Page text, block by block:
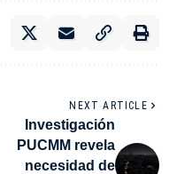
NEXT ARTICLE
Investigación
PUCMM revela
necesidad de